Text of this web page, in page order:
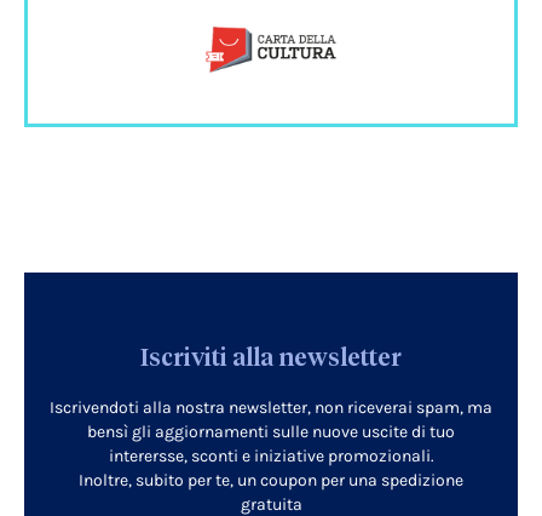
Iscriviti alla newsletter
Iscrivendoti alla nostra newsletter, non riceverai spam, ma
bensì gli aggiornamenti sulle nuove uscite di tuo
interersse, sconti e iniziative promozionali.
Inoltre, subito per te, un coupon per una spedizione
gratuita